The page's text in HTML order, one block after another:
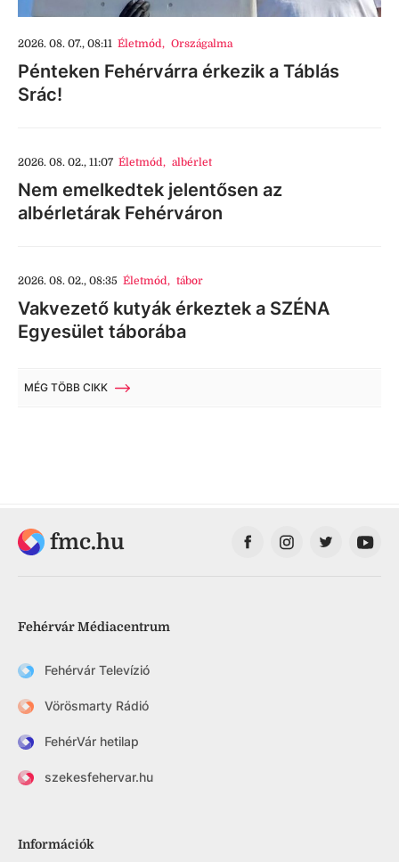
2026. 08. 07., 08:11 Életmód, Országalma
Pénteken Fehérvárra érkezik a Táblás
Srác!
2026. 08. 02., 11:07 Életmód, albérlet
Nem emelkedtek jelentősen az
albérletárak Fehérváron
2026. 08. 02., 08:35 Életmód, tábor
Vakvezető kutyák érkeztek a SZÉNA
Egyesület táborába
MÉG TÖBB CIKK
fmc.hu
Fehérvár Médiacentrum
Fehérvár Televízió
Vörösmarty Rádió
FehérVár hetilap
szekesfehervar.hu
Információk